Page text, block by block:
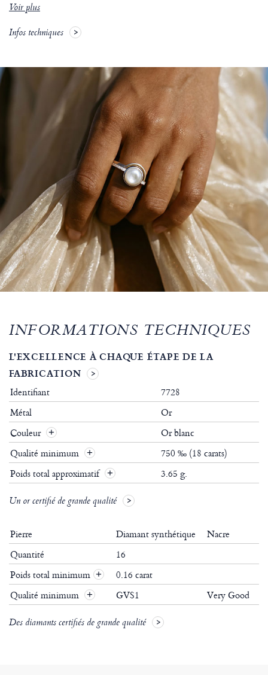
Voir plus
Infos techniques
INFORMATIONS TECHNIQUES
L'EXCELLENCE À CHAQUE ÉTAPE DE LA
FABRICATION
Identifiant
7728
Métal
Or
Couleur
Or blanc
Qualité minimum
750 ‰ (18 carats)
Poids total approximatif
3.65 g.
Un or certifié de grande qualité
Pierre Diamant synthétique
Nacre
Quantité
16
Poids total minimum +
0.16 carat
Qualité minimum
+ GVS1 Very Good
Des diamants certifiés de grande qualité